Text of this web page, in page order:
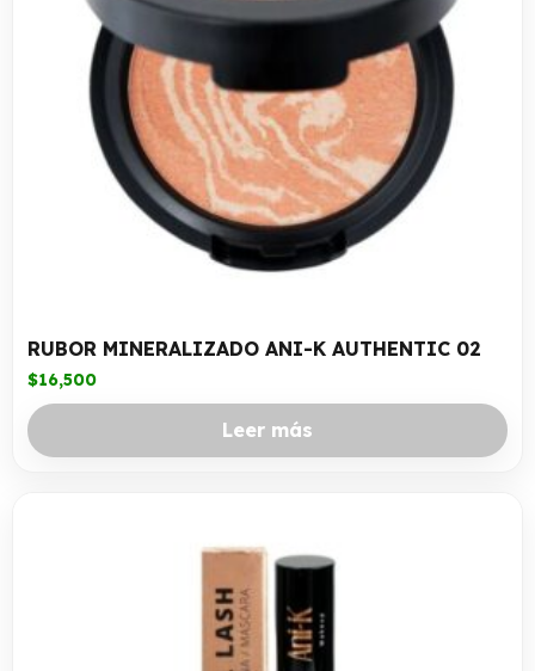
RUBOR MINERALIZADO ANI-K AUTHENTIC 02
$16,500
Leer más